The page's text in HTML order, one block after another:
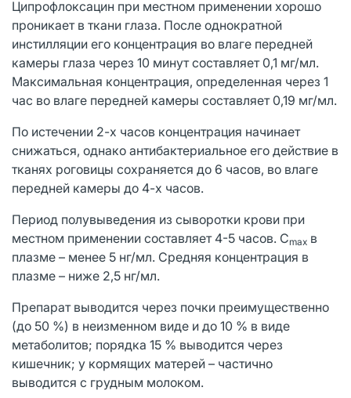
Ципрофлоксацин при местном применении хорошо
проникает в ткани глаза. После однократной
инстилляции его концентрация во влаге передней
камеры глаза через 10 минут составляет 0,1 мг/мл.
Максимальная концентрация, определенная через 1
час во влаге передней камеры составляет 0,19 мг/мл.
По истечении 2-х часов концентрация начинает
снижаться, однако антибактериальное его действие в
тканях роговицы сохраняется до 6 часов, во влаге
передней камеры до 4-х часов.
Период полувыведения из сыворотки крови при
местном применении составляет 4-5 часов. Cmax в
плазме – менее 5 нг/мл. Средняя концентрация в
плазме – ниже 2,5 нг/мл.
Препарат выводится через почки преимущественно
(до 50 %) в неизменном виде и до 10 % в виде
метаболитов; порядка 15 % выводится через
кишечник; у кормящих матерей – частично
выводится с грудным молоком.